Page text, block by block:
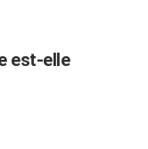
est-elle